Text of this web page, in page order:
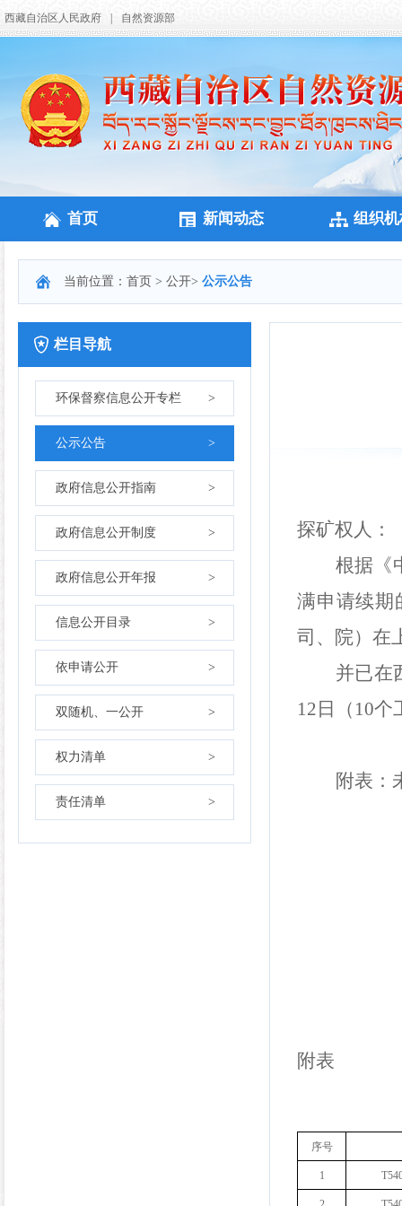
西藏自治区人民政府 自然资源部
首页 新闻动态 组织
当前位置： 首页 > 公开> 公示公告
栏目导航
环保督察信息公开专栏 >
公示公告 >
政府信息公开指南 >
政府信息公开制度 >
政府信息公开年报 >
信息公开目录 >
依申请公开 >
双随机、一公开 >
权力清单 >
责任清单 >
探矿权人 ：
根据《
满申请续期
司 、院） 在
并已在
12 日（ 10个
附表：
附表
序号
1